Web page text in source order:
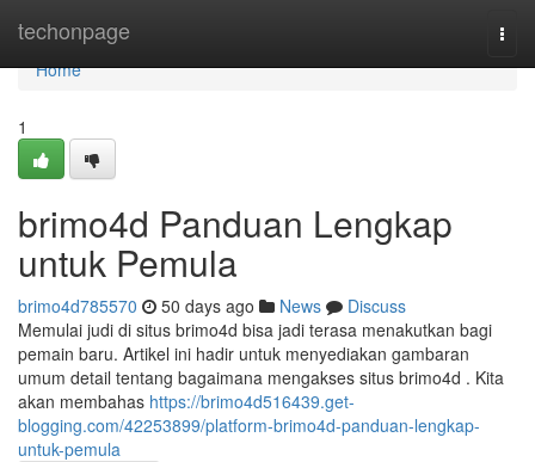
techonpage
Home
Home
1
brimo4d Panduan Lengkap
untuk Pemula
brimo4d785570 50 days ago News
Discuss
Memulai judi di situs brimo4d bisa jadi terasa menakutkan bagi
pemain baru. Artikel ini hadir untuk menyediakan gambaran
umum detail tentang bagaimana mengakses situs brimo4d . Kita
akan membahas https://brimo4d516439.get-
blogging.com/42253899/platform-brimo4d-panduan-lengkap-
untuk-pemula